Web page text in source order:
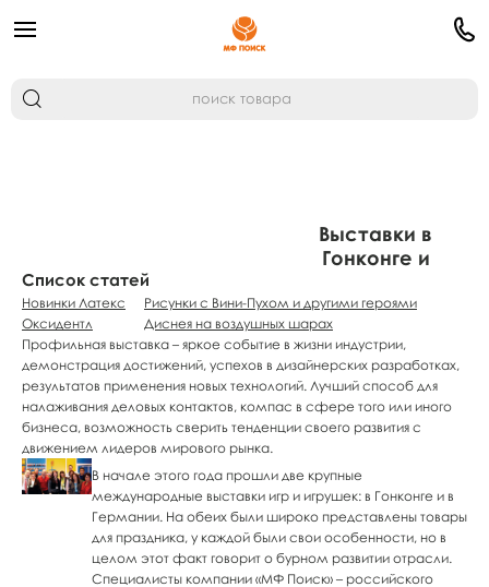
Выставки в
Гонконге и
Список статей
Новинки Латекс
Оксидентл
Рисунки с Вини-Пухом и другими героями
Диснея на воздушных шарах
Профильная выставка – яркое событие в жизни индустрии,
демонстрация достижений, успехов в дизайнерских разработках,
результатов применения новых технологий. Лучший способ для
налаживания деловых контактов, компас в сфере того или иного
бизнеса, возможность сверить тенденции своего развития с
движением лидеров мирового рынка.
В начале этого года прошли две крупные
международные выставки игр и игрушек: в Гонконге и в
Германии. На обеих были широко представлены товары
для праздника, у каждой были свои особенности, но в
целом этот факт говорит о бурном развитии отрасли.
Специалисты компании «МФ Поиск» – российского